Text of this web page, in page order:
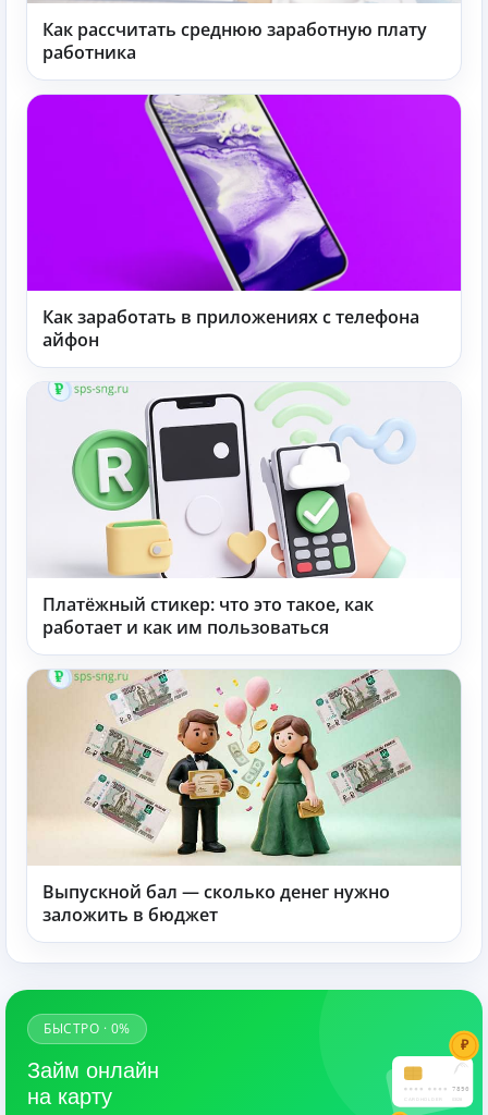
Как рассчитать среднюю заработную плату
работника
Как заработать в приложениях с телефона
айфон
Платёжный стикер: что это такое, как
работает и как им пользоваться
Выпускной бал — сколько денег нужно
заложить в бюджет
7890
CARDHOLDER 03/28
₽
БЫСТРО · 0%
Займ онлайн
на карту